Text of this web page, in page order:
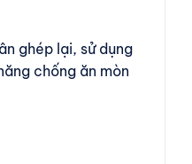
ghép lại, sử dụng
chống ăn mòn